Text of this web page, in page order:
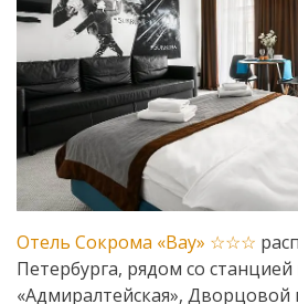
Отель Сокрома «Вау» ☆☆☆
Петербурга, рядом со
«Адмиралтейская»,